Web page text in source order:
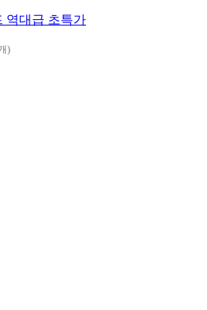
역대급 초특가
)